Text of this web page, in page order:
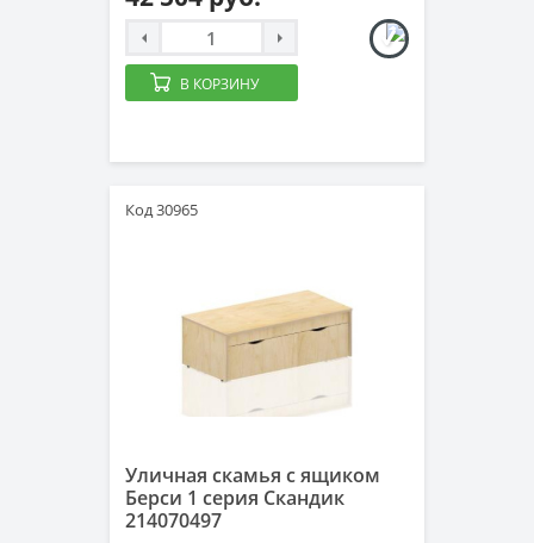
В КОРЗИНУ
Код 30965
Уличная скамья с ящиком
Берси 1 серия Скандик
214070497